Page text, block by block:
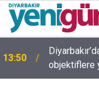
13:35
Adalet